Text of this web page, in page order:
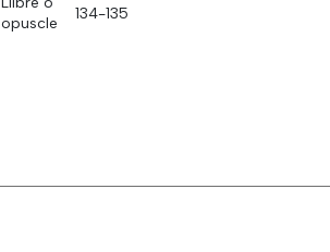
opuscle
134-135